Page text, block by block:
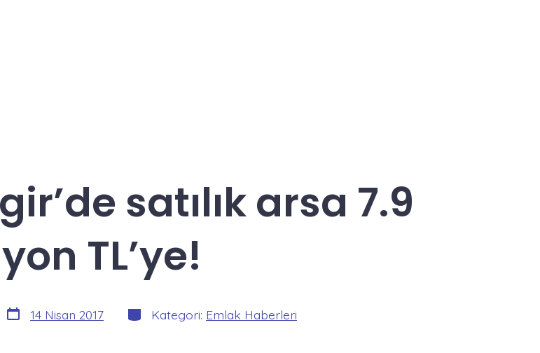
satılık arsa 7.9
TL’ye!
Yazı
tarihi
14 Nisan 2017 Kategoriler
Kategori: Emlak Haberleri